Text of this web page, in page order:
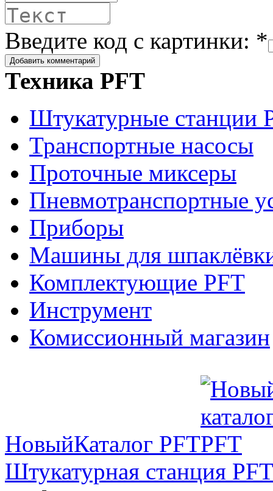
Введите код с картинки: *
Техника PFT
Штукатурные станции
Транспортные насосы
Проточные миксеры
Пневмотранспортные
Приборы
Машины для
Комплектующие PFT
Инструмент
Комиссионный магазин
НовыйКаталог PFT
Штукатурная станция